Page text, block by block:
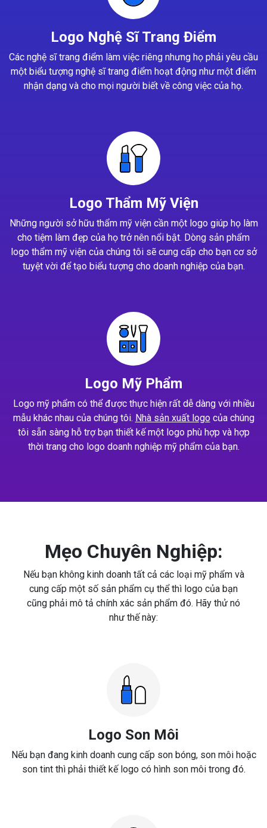
Logo Nghệ Sĩ Trang Điểm
Các nghệ sĩ trang điểm làm việc riêng nhưng họ phải yêu cầu
một biểu tượng nghệ sĩ trang điểm hoạt động như một điểm
nhận dạng và cho mọi người biết về công việc của họ.
Logo Thẩm Mỹ Viện
Những người sở hữu thẩm mỹ viện cần một logo giúp họ làm
cho tiệm làm đẹp của họ trở nên nổi bật. Dòng sản phẩm
logo thẩm mỹ viện của chúng tôi sẽ cung cấp cho bạn cơ sở
tuyệt vời để tạo biểu tượng cho doanh nghiệp của bạn.
Logo Mỹ Phẩm
Logo mỹ phẩm có thể được thực hiện rất dễ dàng với nhiều
mẫu khác nhau của chúng tôi. Nhà sản xuất logocủa chúng
tôi sẵn sàng hỗ trợ bạn thiết kế một logo phù hợp và hợp
thời trang cho logo doanh nghiệp mỹ phẩm của bạn.
Mẹo Chuyên Nghiệp:
Nếu bạn không kinh doanh tất cả các loại mỹ phẩm và
cung cấp một số sản phẩm cụ thể thì logo của bạn
cũng phải mô tả chính xác sản phẩm đó. Hãy thử nó
như thế này:
Logo Son Môi
Nếu bạn đang kinh doanh cung cấp son bóng, son môi hoặc
son tint thì phải thiết kế logo có hình son môi trong đó.